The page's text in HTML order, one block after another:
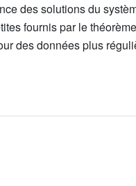
des solutions du
fournis par le
des données plus